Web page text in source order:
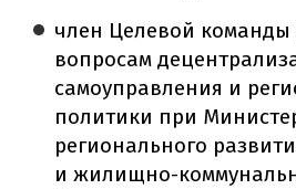
член Целевой
вопросам
самоуправления и
политики при
регионального
и жилищно-